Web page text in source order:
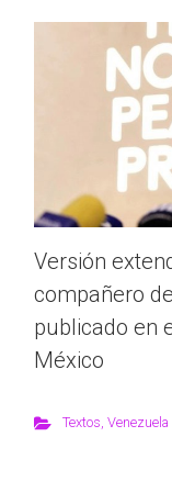
Versión
compañero
publicado en
México
Textos Venezuela